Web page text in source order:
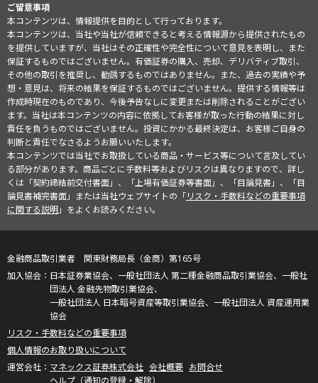
ご留意事項
本コンテンツは、情報提供を目的として行っております。
本コンテンツは、当社や当社が信頼できると考える情報源から提供されたもの
を提供していますが、当社はその正確性や完全性について意見を表明し、また
保証するものではございません。有価証券の購入、売却、デリバティブ取引、
その他の取引を推奨し、勧誘するものではありません。また、過去の実績や予
想・意見は、将来の結果を保証するものではございません。提供する情報等は
作成時現在のものであり、今後予告なしに変更または削除されることがござい
ます。当社は本コンテンツの内容に依拠してお客様が取った行動の結果に対し
責任を負うものではございません。投資にかかる最終決定は、お客様ご自身の
判断と責任でなさるようお願いいたします。
本コンテンツでは当社でお取扱している商品・サービス等について言及してい
る部分があります。商品ごとに手数料等およびリスクは異なりますので、詳し
くは「契約締結前交付書面」、「上場有価証券等書面」、「目論見書」、「目
論見書補完書面」または当社ウェブサイトの「リスク・手数料などの重要事項
に関する説明」をよくお読みください。
金融商品取引業者 関東財務局長（金商）第165号
日本証券業協会、一般社団法人 第二種金融商品取引業協会、一般社
団法人 金融先物取引業協会、
一般社団法人 日本暗号資産等取引業協会、一般社団法人 資産運用業
協会
リスク・手数料などの重要事項
個人情報のお取り扱いについて
マネックス証券株式会社 会社概要 お問合せ
ヘルプ（通知の登録・解除）